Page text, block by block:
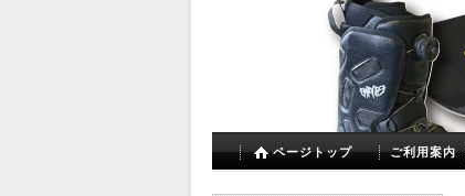
ページトップ ご利用案内